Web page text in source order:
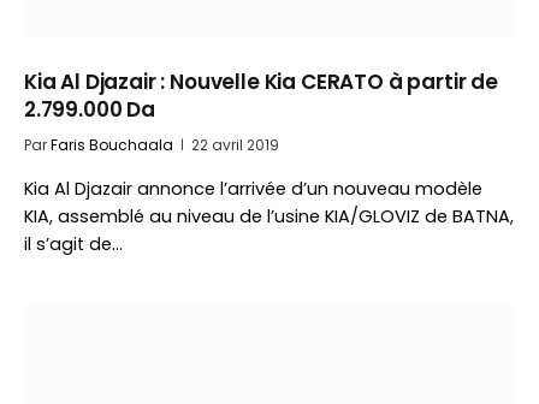
Kia Al Djazair : Nouvelle Kia CERATO à partir de
2.799.000 Da
ParFaris Bouchaala 22 avril 2019
Kia Al Djazair annonce l’arrivée d’un nouveau modèle
KIA, assemblé au niveau de l’usine KIA/GLOVIZ de BATNA,
il s’agit de…